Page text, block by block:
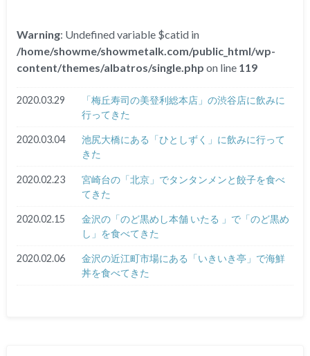
Warning: Undefined variable $catid in
/home/showme/showmetalk.com/public_html/wp-
content/themes/albatros/single.php on line 119
2020.03.29
「梅丘寿司の美登利総本店」の渋谷店に飲みに
行ってきた
2020.03.04
池尻大橋にある「ひとしずく」に飲みに行って
きた
2020.02.23
宮崎台の「北京」でタンタンメンと餃子を食べ
てきた
2020.02.15
金沢の「のど黒めし本舗 いたる 」で「のど黒め
し」を食べてきた
2020.02.06
金沢の近江町市場にある「いきいき亭」で海鮮
丼を食べてきた